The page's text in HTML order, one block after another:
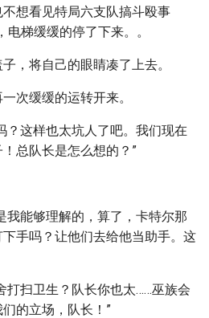
想看见特局六支队搞斗殴事
梯缓缓的停了下来。。
，将自己的眼睛凑了上去。
次缓缓的运转开来。
？这样也太坑人了吧。我们现在
总队长是怎么想的？”
我能够理解的，算了，卡特尔那
手吗？让他们去给他当助手。这
打扫卫生？队长你也太……巫族会
的立场，队长！”